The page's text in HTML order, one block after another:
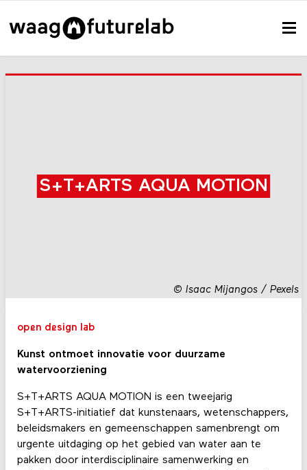
© Isaac Mijangos / Pexels
S+T+ARTS AQUA MOTION
open design lab
Kunst ontmoet innovatie voor duurzame
watervoorziening
S+T+ARTS AQUA MOTION is een tweejarig
S+T+ARTS-initiatief dat kunstenaars, wetenschappers,
beleidsmakers en gemeenschappen samenbrengt om
urgente uitdaging op het gebied van water aan te
pakken door interdisciplinaire samenwerking en